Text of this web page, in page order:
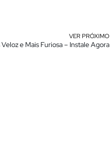
VER PRÓXIMO
e Mais Furiosa – Instale Agora